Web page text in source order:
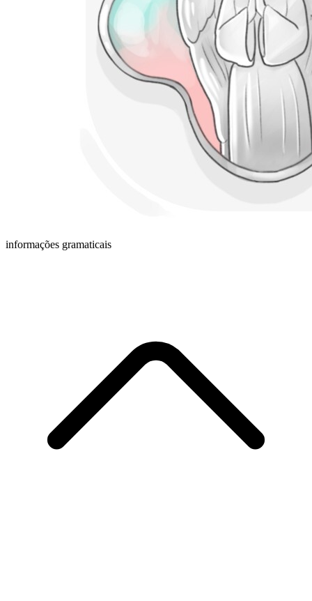
informações gramaticais